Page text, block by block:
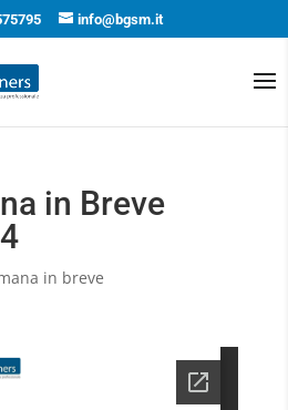
info@bgsm.it
in Breve
in breve